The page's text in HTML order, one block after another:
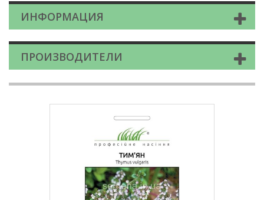
ИНФОРМАЦИЯ
ПРОИЗВОДИТЕЛИ